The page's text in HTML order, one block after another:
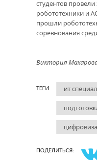
студентов
робототехники и
прошли
соревнования
Виктория
ТЕГИ ит
ПОДЕЛИТЬСЯ: